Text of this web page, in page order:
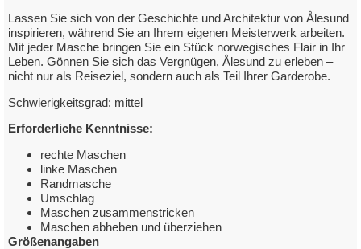
Lassen Sie sich von der Geschichte und Architektur von Ålesund
inspirieren, während Sie an Ihrem eigenen Meisterwerk arbeiten.
Mit jeder Masche bringen Sie ein Stück norwegisches Flair in Ihr
Leben. Gönnen Sie sich das Vergnügen, Ålesund zu erleben –
nicht nur als Reiseziel, sondern auch als Teil Ihrer Garderobe.
Schwierigkeitsgrad: mittel
Erforderliche Kenntnisse:
rechte Maschen
linke Maschen
Randmasche
Umschlag
Maschen zusammenstricken
Maschen abheben und überziehen
Größenangaben